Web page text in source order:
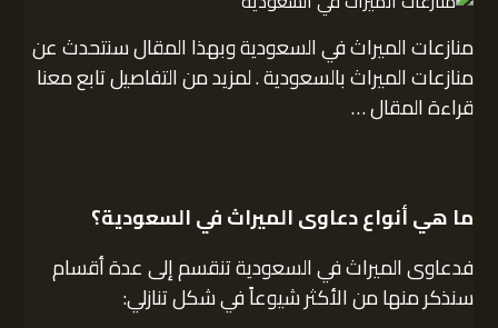
منازعات الميراث في السعودية وبهذا المقال سنتحدث عن
منازعات الميراث بالسعودية . لمزيد من التفاصيل تابع معنا
قراءة المقال …
ما هي أنواع دعاوى الميراث في السعودية؟
فدعاوى الميراث في السعودية تنقسم إلى عدة أقسام
سنذكر منها من الأكثر شيوعاً في شكل تنازلي: